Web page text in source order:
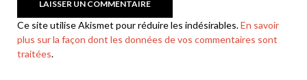
Ce site utilise Akismet pour réduire les indésirables.En savoir
plus sur la façon dont les données de vos commentaires sont
traitées.